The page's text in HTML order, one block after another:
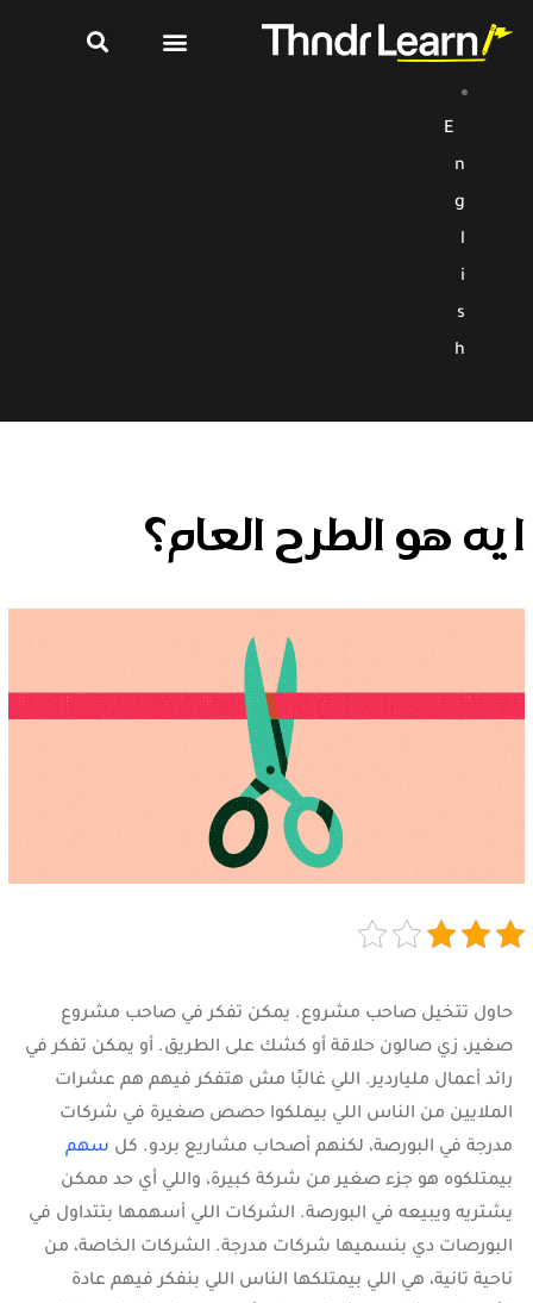
E
n
g
l
i
s
h
ايه هو الطرح العام؟
حاول تتخيل صاحب مشروع. يمكن تفكر في صاحب مشروع
صغير، زي صالون حلاقة أو كشك على الطريق. أو يمكن تفكر في
رائد أعمال ملياردير. اللي غالبًا مش هتفكر فيهم هم عشرات
الملايين من الناس اللي بيملكوا حصص صغيرة في شركات
مدرجة في البورصة، لكنهم أصحاب مشاريع بردو. كل سهم
بيمتلكوه هو جزء صغير من شركة كبيرة، واللي أي حد ممكن
يشتريه ويبيعه في البورصة. الشركات اللي أسهمها بتتداول في
البورصات دي بنسميها شركات مدرجة. الشركات الخاصة، من
ناحية تانية، هي اللي بيمتلكها الناس اللي بنفكر فيهم عادة